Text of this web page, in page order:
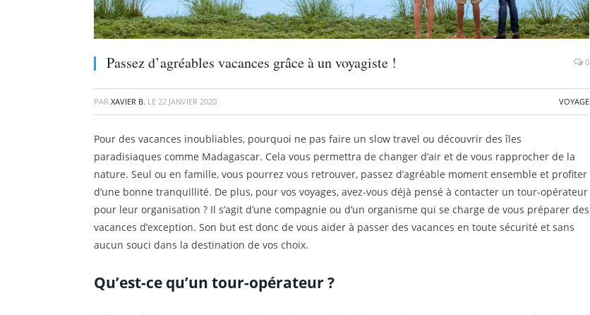
Passez d’agréables vacances grâce à un voyagiste ! 0
PAR XAVIER B. LE 22 JANVIER 2020 VOYAGE
Pour des vacances inoubliables, pourquoi ne pas faire un slow travel ou découvrir des îles
paradisiaques comme Madagascar. Cela vous permettra de changer d’air et de vous rapprocher de la
nature. Seul ou en famille, vous pourrez vous retrouver, passez d’agréable moment ensemble et profiter
d’une bonne tranquillité. De plus, pour vos voyages, avez-vous déjà pensé à contacter un tour-opérateur
pour leur organisation ? Il s’agit d’une compagnie ou d’un organisme qui se charge de vous préparer des
vacances d’exception. Son but est donc de vous aider à passer des vacances en toute sécurité et sans
aucun souci dans la destination de vos choix.
Qu’est-ce qu’un tour-opérateur ?